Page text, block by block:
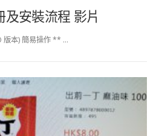
及安裝流程 影片
版本) 簡易操作 ** …